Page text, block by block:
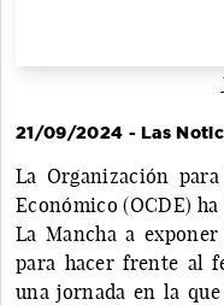
21/09/2024 - Las
La Organización
Económico (OCDE)
La Mancha a
para hacer frente al
una jornada en la